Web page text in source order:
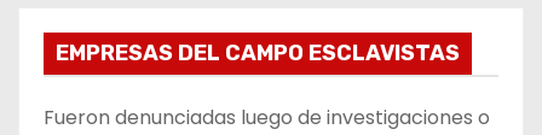
EMPRESAS DEL CAMPO ESCLAVISTAS
Fueron denunciadas luego de investigaciones o